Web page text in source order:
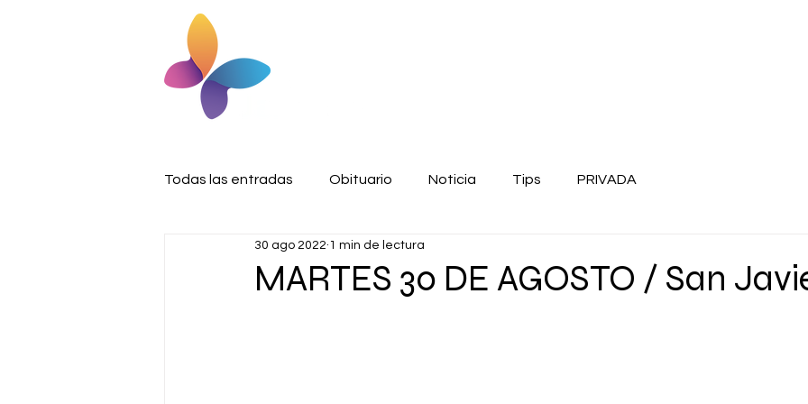
Todas las entradas Obituario Noticia Tips PRIVADA
MARTES 30 DE AGOSTO / San
30 ago 2022 1 min de lectura